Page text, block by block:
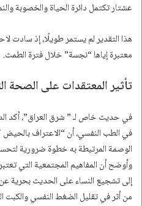
عشتار تكتمل دائرة الحياة والخصوبة
هذا التقدير لم يستمر طويلًا، إذ سادت
معتبرة إياها “نجسة” خلال فترة الطمث.
تأثير المعتقدات على الصحة
في حديث خاص لـ ” شرق العراق”، أكد
في الطب النفسي، أن “الاعتراف بالحيض
الوصمة المرتبطة به خطوة ضرورية
وأوضح أن المفاهيم المجتمعية التي
إلى تشجيع النساء على الحديث بحرية عن
من أثر في تقليل الضغط النفسي والكبت